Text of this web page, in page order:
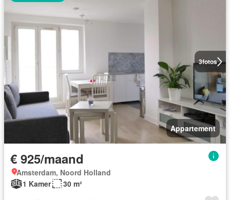
3fotos
Appartement
€ 925/maand
Amsterdam, Noord Holland
1 Kamer
30 m²